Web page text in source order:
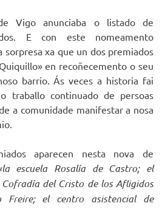
Vigo anunciaba o listado de
E con este nomeamento
sorpresa xa que un dos premiados
en recoñecemento o seu
barrio. Ás veces a historia fai
traballo continuado de persoas
a comunidade manifestar a nosa
aparecen nesta nova de
escuela Rosalía de Castro; el
del Cristo de los Afligidos
Freire; el centro asistencial de